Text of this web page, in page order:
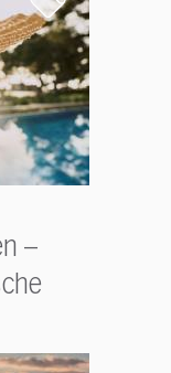
–